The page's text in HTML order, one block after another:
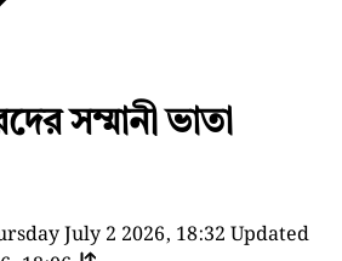
সম্মানী ভাতা
July 2 2026, 18:32 Updated